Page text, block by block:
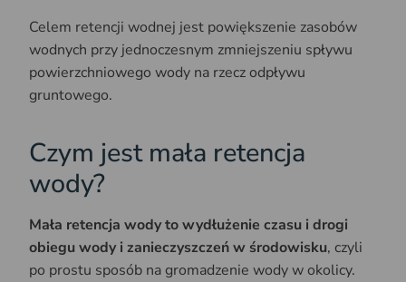
Celem retencji wodnej jest powiększenie zasobów
wodnych przy jednoczesnym zmniejszeniu spływu
powierzchniowego wody na rzecz odpływu
gruntowego.
Czym jest mała retencja
wody?
Mała retencja wody to wydłużenie czasu i drogi
obiegu wody i zanieczyszczeń w środowisku, czyli
po prostu sposób na gromadzenie wody w okolicy.